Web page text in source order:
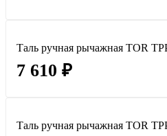
Таль ручная рычажная TOR
7 610 ₽
Таль ручная рычажная TOR